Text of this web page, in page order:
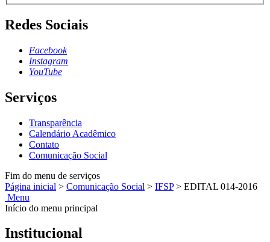
Redes Sociais
Facebook
Instagram
YouTube
Serviços
Transparência
Calendário Acadêmico
Contato
Comunicação Social
Fim do menu de serviços
Página inicial > Comunicação Social > IFSP > EDITAL 014-2016
Menu
Início do menu principal
Institucional